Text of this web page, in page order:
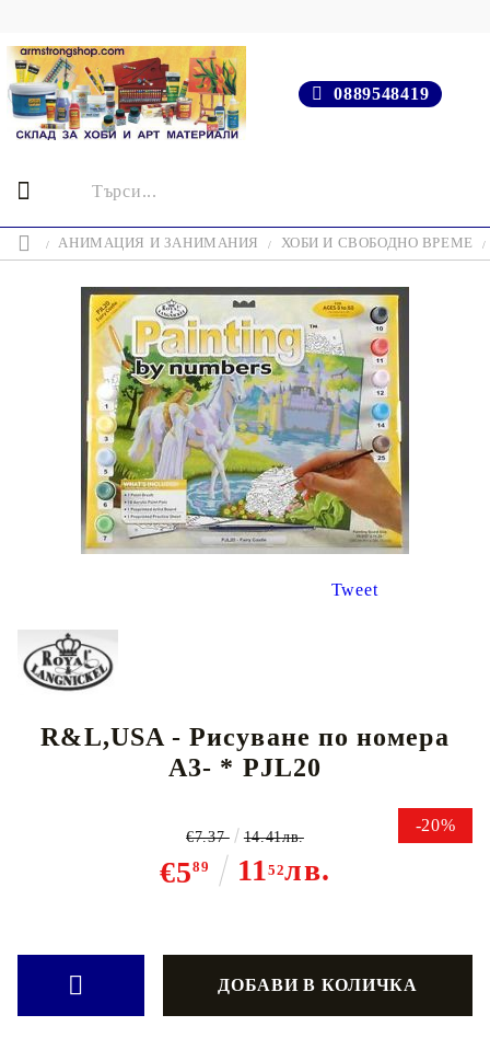
0889548419
АНИМАЦИЯ И ЗАНИМАНИЯ ХОБИ И СВОБОДНО ВРЕМЕ
Tweet
R&L,USA - Рисуване по номера
А3- * PJL20
-20%
€589 1152лв.
€7.37 14.41лв.